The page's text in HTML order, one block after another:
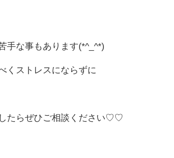
手な事もあります(*^_^*)
くストレスにならずに
たらぜひご相談ください♡♡